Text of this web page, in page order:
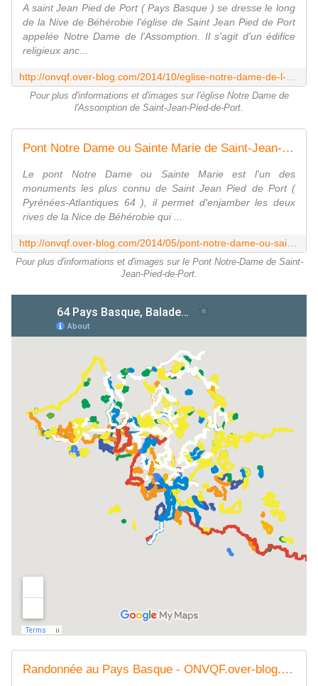
A saint Jean Pied de Port ( Pays Basque ) se dresse le long
de la Nive de Béhérobie l'église de Saint Jean Pied de Port
appelée Notre Dame de l'Assomption. Il s'agit d'un édifice
religieux anc...
Pour plus d'informations et d'images sur l'église Notre Dame de
l'Assomption de Saint-Jean-Pied-de-Port.
Pont Notre Dame ou Sainte Marie de Saint-Jean-Pied-de-Port ( Pyrénées-Atlantiques 64 ) A - ONVQF.over-blog.com
Le pont Notre Dame ou Sainte Marie est l'un des
monuments les plus connu de Saint Jean Pied de Port (
Pyrénées-Atlantiques 64 ), il permet d'enjamber les deux
rives de la Nice de Béhérobie qui ...
Pour plus d'informations et d'images sur le Pont Notre-Dame de Saint-
Jean-Pied-de-Port.
Randonnée au Pays Basque - ONVQF.over-blog.com